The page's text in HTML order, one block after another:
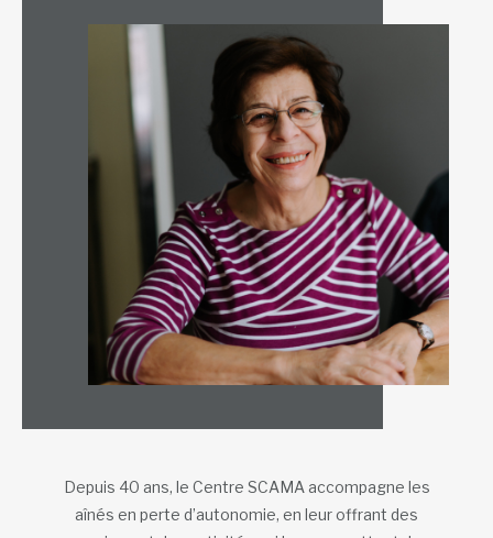
Depuis 40 ans, le Centre SCAMA accompagne les
aînés en perte d’autonomie, en leur offrant des